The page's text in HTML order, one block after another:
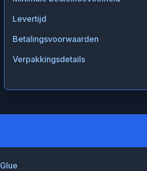
Levertijd
Betalingsvoorwaarden
Verpakkingsdetails
Glue